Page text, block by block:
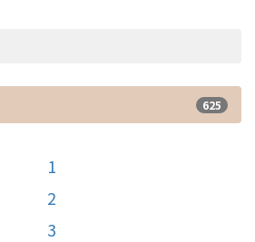
625
1
2
3